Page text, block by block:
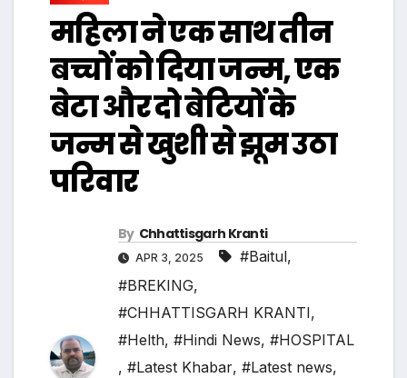
महिला ने एक साथ तीन
बच्चों को दिया जन्म, एक
बेटा और दो बेटियों के
जन्म से खुशी से झूम उठा
परिवार
By Chhattisgarh Kranti
APR 3, 2025 #Baitul,
#BREKING,
#CHHATTISGARH KRANTI,
#Helth, #Hindi News, #HOSPITAL
, #Latest Khabar, #Latest news,